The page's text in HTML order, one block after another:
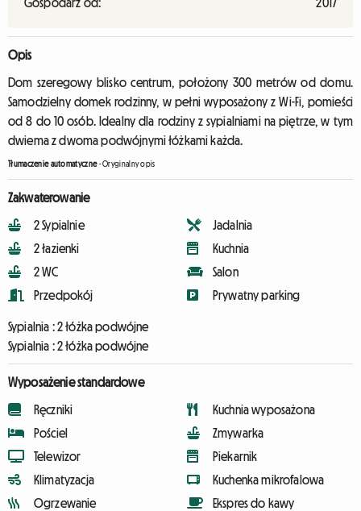
Opis
Dom szeregowy blisko centrum, położony 300 metrów od domu.
Samodzielny domek rodzinny, w pełni wyposażony z Wi-Fi, pomieści
od 8 do 10 osób. Idealny dla rodziny z sypialniami na piętrze, w tym
dwiema z dwoma podwójnymi łóżkami każda.
Tłumaczenie automatyczne-Oryginalny opis
Zakwaterowanie
2 Sypialnie
2 łazienki
2 WC
Przedpokój
Jadalnia
Kuchnia
Salon
Prywatny parking
Sypialnia :2 łóżka podwójne
Sypialnia :2 łóżka podwójne
Wyposażenie standardowe
Ręczniki
Pościel
Telewizor
Klimatyzacja
Ogrzewanie
Kuchnia wyposażona
Zmywarka
Piekarnik
Kuchenka mikrofalowa
Ekspres do kawy